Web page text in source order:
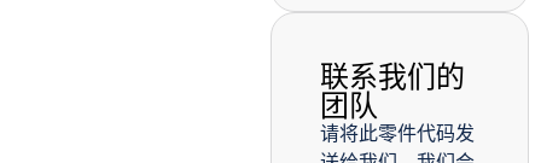
联系我们的
团队
请将此零件代码发